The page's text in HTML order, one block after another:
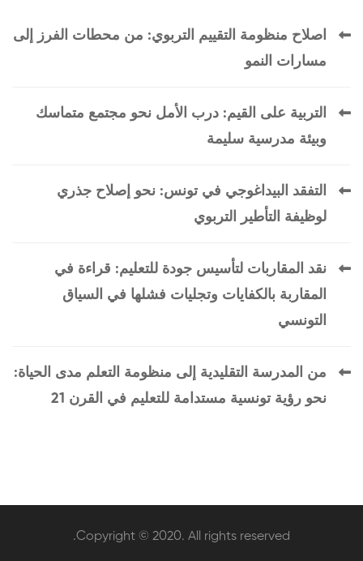
اصلاح منظومة التقييم التربوي: من محطات الفرز إلى
مسارات النمو
التربية على القيم: درب الأمل نحو مجتمع متماسك
وبيئة مدرسية سليمة
التفقد البيداغوجي في تونس: نحو إصلاح جذري
لوظيفة التأطير التربوي
نقد المقاربات لتأسيس جودة للتعليم: قراءة في
المقاربة بالكفايات وتجليات فشلها في السياق
التونسي
من المدرسة التقليدية إلى منظومة التعلم مدى الحياة:
نحو رؤية تونسية مستدامة للتعليم في القرن 21
Copyright © 2020. All rights reserved.